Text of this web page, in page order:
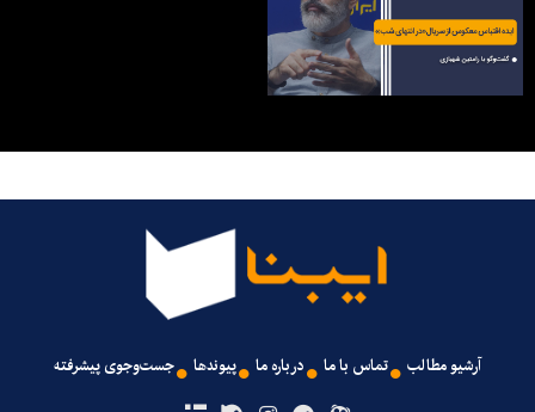
آرشیو مطالب تماس با ما درباره ما پیوندها جست‌وجوی پیشرفته